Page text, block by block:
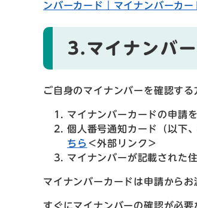
ンバーカード｜マイナンバーカー
3.マイナンバ
ご自身のマイナンバーを確認する
マイナンバーカードの申請
個人番号通知カード（以下
ちら ＜外部リンク＞
マイナンバーが記載された
マイナンバーカードは申請から
すぐにマイナンバーの確認が必